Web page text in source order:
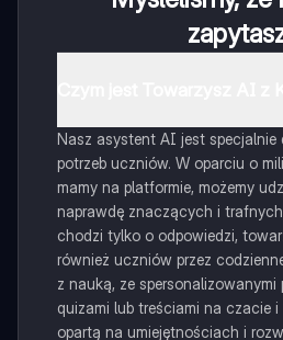
Nasz asystent AI jest
potrzeb uczniów. W oparciu o
mamy na platformie, możemy
naprawdę znaczących i
chodzi tylko o odpowiedzi,
również uczniów przez
z nauką, ze spersonalizowanymi
quizami lub treściami na czacie
opartą na umiejętnościach i